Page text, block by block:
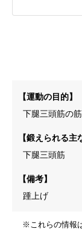
【運動の目的】
下腿三頭筋の
【鍛えられる主
下腿三頭筋
【備考】
踵上げ
※これらの情報